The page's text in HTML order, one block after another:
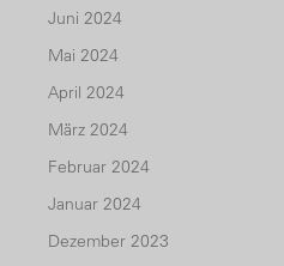
Juni 2024
Mai 2024
April 2024
März 2024
Februar 2024
Januar 2024
Dezember 2023